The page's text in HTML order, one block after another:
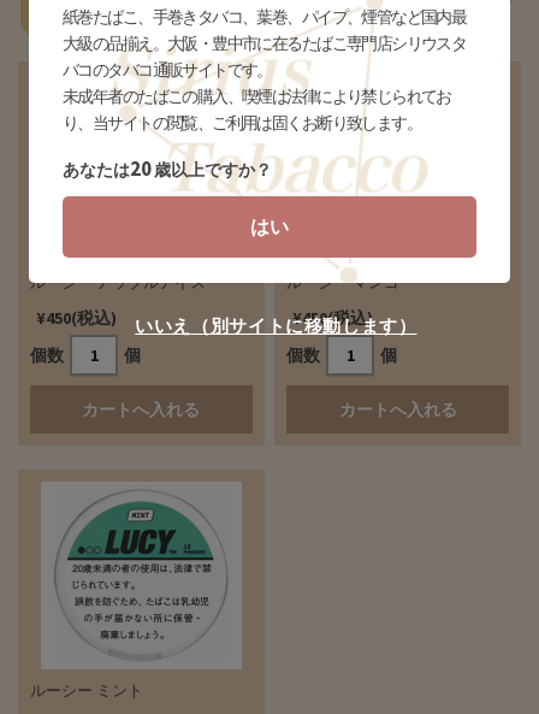
ルーシー アップルアイス
¥450(税込)
個数
個
ルーシー マンゴー
¥450(税込)
個数
個
ルーシー ミント
紙巻たばこ、手巻きタバコ、葉巻、パイプ、煙管など国内最
大級の品揃え。大阪・豊中市に在るたばこ専門店シリウスタ
バコのタバコ通販サイトです。
未成年者のたばこの購入、喫煙は法律により禁じられてお
り、当サイトの閲覧、ご利用は固くお断り致します。
あなたは20歳以上ですか？
はい
いいえ（別サイトに移動します）